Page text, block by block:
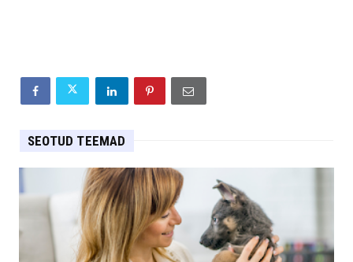
SEOTUD TEEMAD